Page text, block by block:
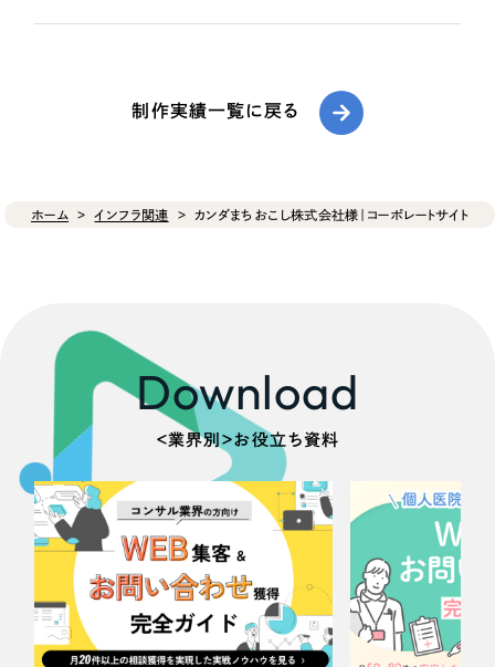
制作実績一覧に戻る
ホーム インフラ関連 カンダまちおこし株式会社様｜コーポレートサイト
Download
＜業界別＞お役立ち資料